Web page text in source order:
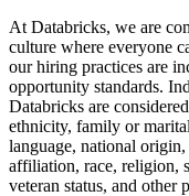
At Databricks, we are
culture where everyone
our hiring practices are
opportunity standards.
Databricks are
ethnicity, family or
language, national
affiliation, race, religion,
veteran status, and other